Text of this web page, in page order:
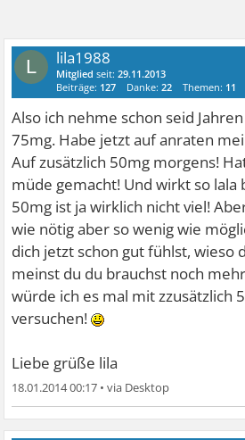
L lila1988
Mitglied seit:29.11.2013
Beiträge: 127 Danke:22 Themen: 11
Also ich nehme schon seid
75mg. Habe jetzt auf anraten
Auf zusätzlich 50mg morgens!
müde gemacht! Und wirkt so lala
50mg ist ja wirklich nicht viel!
wie nötig aber so wenig wie
dich jetzt schon gut fühlst, wieso
meinst du du brauchst noch
würde ich es mal mit zzusätzlich
versuchen!
Liebe grüße lila
18.01.2014 00:17 •